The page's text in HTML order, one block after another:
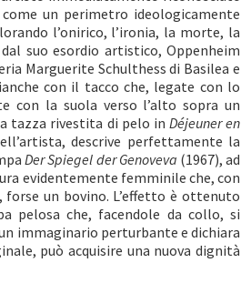
un perimetro ideologicamente
l’onirico, l’ironia, la morte, la
suo esordio artistico, Oppenheim
Marguerite Schulthess di Basilea e
con il tacco che, legate con lo
con la suola verso l’alto sopra un
tazza rivestita di pelo in Déjeuneren
descrive perfettamente la
Der Spiegel derGenoveva (1967), ad
evidentemente femminile che, con
un bovino. L’effetto è ottenuto
pelosa che, facendole da collo, si
immaginario perturbante e dichiara
può acquisire una nuova dignità